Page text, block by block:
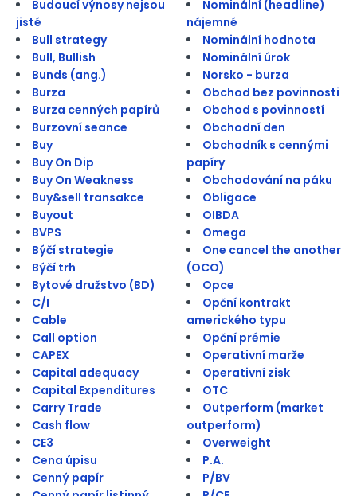
Budoucí výnosy nejsou
jisté
Bull strategy
Bull, Bullish
Bunds (ang.)
Burza
Burza cenných papírů
Burzovní seance
Buy
Buy On Dip
Buy On Weakness
Buy&sell transakce
Buyout
BVPS
Býčí strategie
Býčí trh
Bytové družstvo (BD)
C/I
Cable
Call option
CAPEX
Capital adequacy
Capital Expenditures
Carry Trade
Cash flow
CE3
Cena úpisu
Cenný papír
Nominální (headline)
nájemné
Nominální hodnota
Nominální úrok
Norsko - burza
Obchod bez povinnosti
Obchod s povinností
Obchodní den
Obchodník s cennými
papíry
Obchodování na páku
Obligace
OIBDA
Omega
One cancel the another
(OCO)
Opce
Opční kontrakt
amerického typu
Opční prémie
Operativní marže
Operativní zisk
OTC
Outperform (market
outperform)
Overweight
P.A.
P/BV